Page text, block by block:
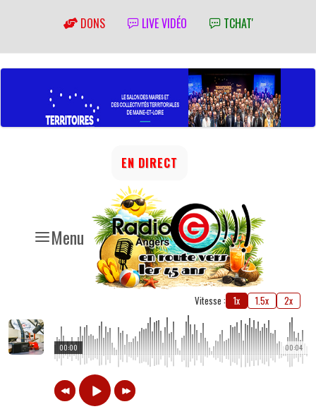
DONS LIVE VIDÉO TCHAT'
Menu
EN DIRECT
Vitesse : 1x 1.5x 2x
00:04
00:00